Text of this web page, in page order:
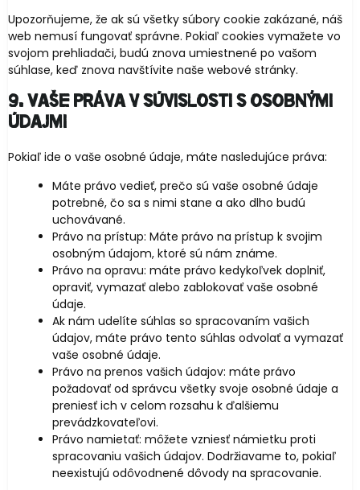
Upozorňujeme, že ak sú všetky súbory cookie zakázané, náš
web nemusí fungovať správne. Pokiaľ cookies vymažete vo
svojom prehliadači, budú znova umiestnené po vašom
súhlase, keď znova navštívite naše webové stránky.
9. Vaše práva v súvislosti s osobnými
údajmi
Pokiaľ ide o vaše osobné údaje, máte nasledujúce práva:
Máte právo vedieť, prečo sú vaše osobné údaje
potrebné, čo sa s nimi stane a ako dlho budú
uchovávané.
Právo na prístup: Máte právo na prístup k svojim
osobným údajom, ktoré sú nám známe.
Právo na opravu: máte právo kedykoľvek doplniť,
opraviť, vymazať alebo zablokovať vaše osobné
údaje.
Ak nám udelíte súhlas so spracovaním vašich
údajov, máte právo tento súhlas odvolať a vymazať
vaše osobné údaje.
Právo na prenos vašich údajov: máte právo
požadovať od správcu všetky svoje osobné údaje a
preniesť ich v celom rozsahu k ďalšiemu
prevádzkovateľovi.
Právo namietať: môžete vzniesť námietku proti
spracovaniu vašich údajov. Dodržiavame to, pokiaľ
neexistujú odôvodnené dôvody na spracovanie.